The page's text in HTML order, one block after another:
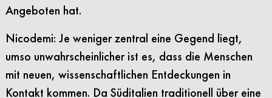
Angeboten hat.
Nicodemi: Je weniger zentral eine Gegend liegt,
umso unwahrscheinlicher ist es, dass die Menschen
mit neuen, wissenschaftlichen Entdeckungen in
Kontakt kommen. Da Süditalien traditionell über eine